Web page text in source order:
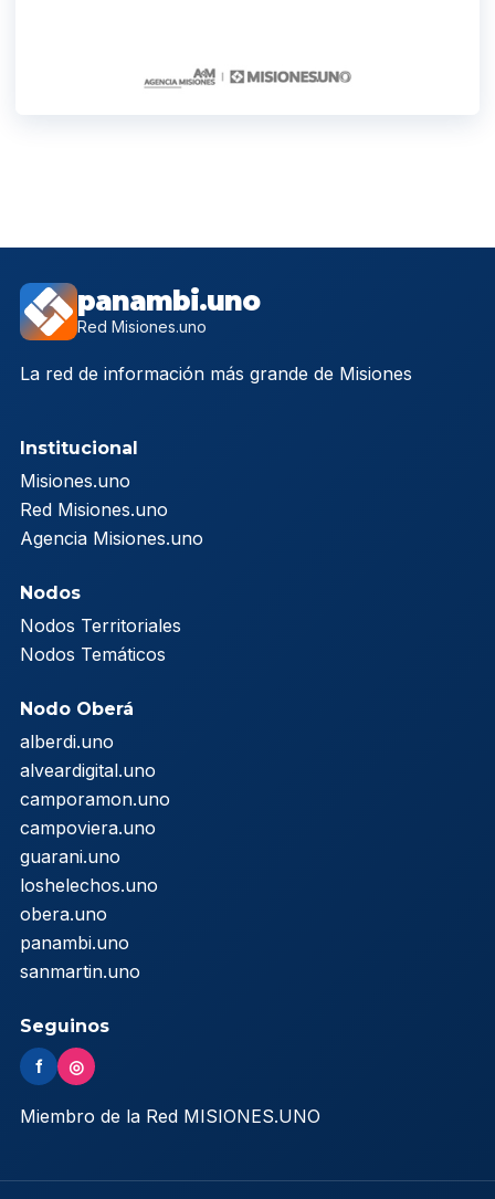
panambi.uno
Red Misiones.uno
La red de información más grande de Misiones
Institucional
Misiones.uno
Red Misiones.uno
Agencia Misiones.uno
Nodos
Nodos Territoriales
Nodos Temáticos
Nodo Oberá
alberdi.uno
alveardigital.uno
camporamon.uno
campoviera.uno
guarani.uno
loshelechos.uno
obera.uno
panambi.uno
sanmartin.uno
Seguinos
f ◎
Miembro de la Red MISIONES.UNO